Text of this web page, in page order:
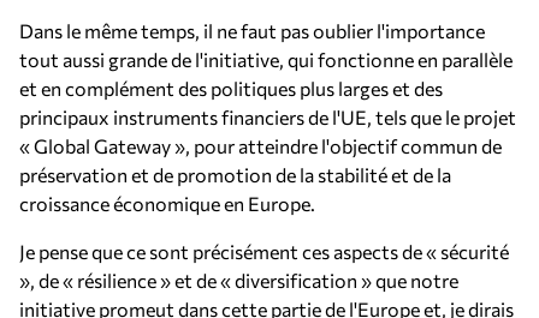
Dans le même temps, il ne faut pas oublier l'importance
tout aussi grande de l'initiative, qui fonctionne en parallèle
et en complément des politiques plus larges et des
principaux instruments financiers de l'UE, tels que le projet
« Global Gateway », pour atteindre l'objectif commun de
préservation et de promotion de la stabilité et de la
croissance économique en Europe.
Je pense que ce sont précisément ces aspects de « sécurité
», de « résilience » et de « diversification » que notre
initiative promeut dans cette partie de l'Europe et, je dirais